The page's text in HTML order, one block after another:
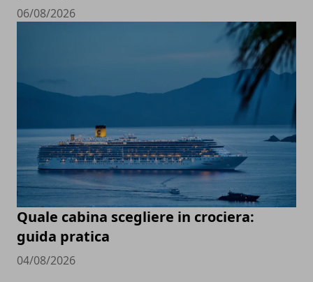
06/08/2026
Quale cabina scegliere in crociera:
guida pratica
04/08/2026